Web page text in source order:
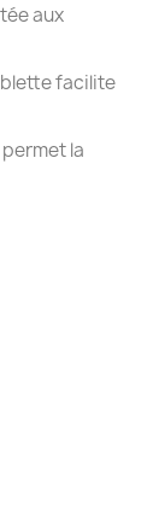
aux
facilite
la